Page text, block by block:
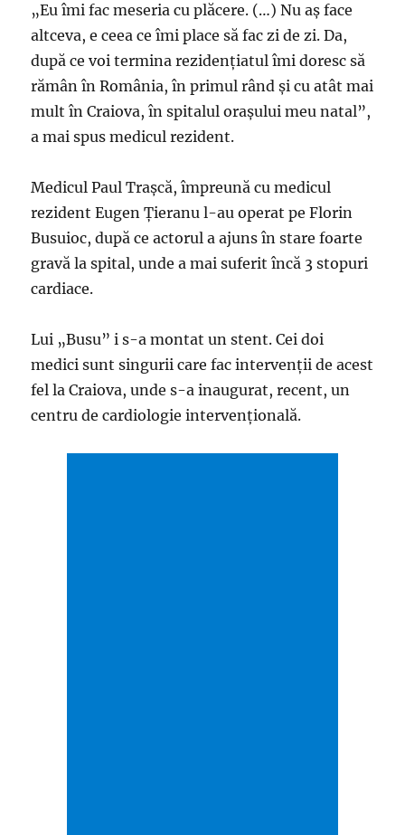
„Eu îmi fac meseria cu plăcere. (…) Nu aș face
altceva, e ceea ce îmi place să fac zi de zi. Da,
după ce voi termina rezidențiatul îmi doresc să
rămân în România, în primul rând și cu atât mai
mult în Craiova, în spitalul orașului meu natal”,
a mai spus medicul rezident.
Medicul Paul Trașcă, împreună cu medicul
rezident Eugen Țieranu l-au operat pe Florin
Busuioc, după ce actorul a ajuns în stare foarte
gravă la spital, unde a mai suferit încă 3 stopuri
cardiace.
Lui „Busu” i s-a montat un stent. Cei doi
medici sunt singurii care fac intervenții de acest
fel la Craiova, unde s-a inaugurat, recent, un
centru de cardiologie intervențională.